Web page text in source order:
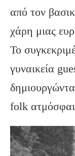
από τον
χάρη μιας
Το
γυναικεία
folk